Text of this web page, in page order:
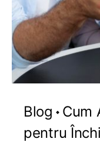
Blog
Cum
pentru